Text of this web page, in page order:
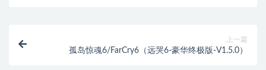
上一篇
孤岛惊魂6/FarCry6（远哭6-豪华终极版-V1.5.0）